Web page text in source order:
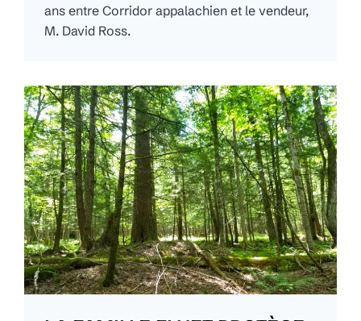
ans entre Corridor appalachien et le vendeur,
M. David Ross.